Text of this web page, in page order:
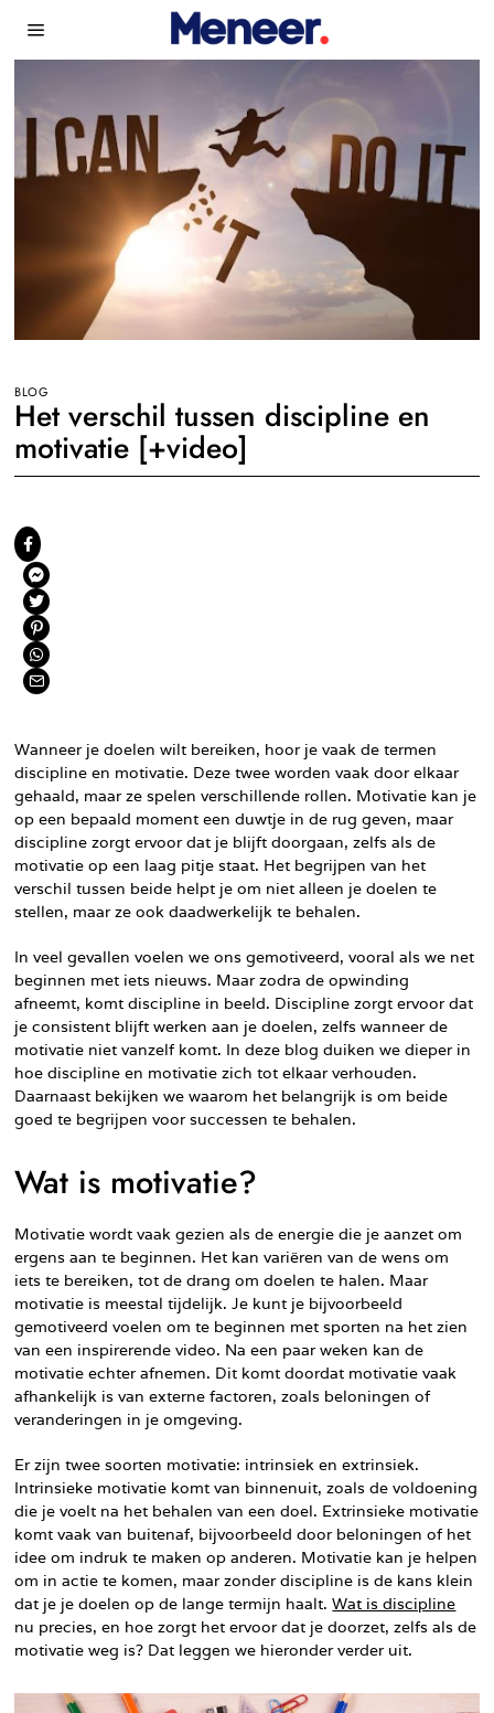
BLOG
Het verschil tussen discipline en
motivatie [+video]
Wanneer je doelen wilt bereiken, hoor je vaak de termen
discipline en motivatie. Deze twee worden vaak door elkaar
gehaald, maar ze spelen verschillende rollen. Motivatie kan je
op een bepaald moment een duwtje in de rug geven, maar
discipline zorgt ervoor dat je blijft doorgaan, zelfs als de
motivatie op een laag pitje staat. Het begrijpen van het
verschil tussen beide helpt je om niet alleen je doelen te
stellen, maar ze ook daadwerkelijk te behalen.
In veel gevallen voelen we ons gemotiveerd, vooral als we net
beginnen met iets nieuws. Maar zodra de opwinding
afneemt, komt discipline in beeld. Discipline zorgt ervoor dat
je consistent blijft werken aan je doelen, zelfs wanneer de
motivatie niet vanzelf komt. In deze blog duiken we dieper in
hoe discipline en motivatie zich tot elkaar verhouden.
Daarnaast bekijken we waarom het belangrijk is om beide
goed te begrijpen voor successen te behalen.
Wat is motivatie?
Motivatie wordt vaak gezien als de energie die je aanzet om
ergens aan te beginnen. Het kan variëren van de wens om
iets te bereiken, tot de drang om doelen te halen. Maar
motivatie is meestal tijdelijk. Je kunt je bijvoorbeeld
gemotiveerd voelen om te beginnen met sporten na het zien
van een inspirerende video. Na een paar weken kan de
motivatie echter afnemen. Dit komt doordat motivatie vaak
afhankelijk is van externe factoren, zoals beloningen of
veranderingen in je omgeving.
Er zijn twee soorten motivatie: intrinsiek en extrinsiek.
Intrinsieke motivatie komt van binnenuit, zoals de voldoening
die je voelt na het behalen van een doel. Extrinsieke motivatie
komt vaak van buitenaf, bijvoorbeeld door beloningen of het
idee om indruk te maken op anderen. Motivatie kan je helpen
om in actie te komen, maar zonder discipline is de kans klein
dat je je doelen op de lange termijn haalt.Wat is discipline
nu precies, en hoe zorgt het ervoor dat je doorzet, zelfs als de
motivatie weg is? Dat leggen we hieronder verder uit.